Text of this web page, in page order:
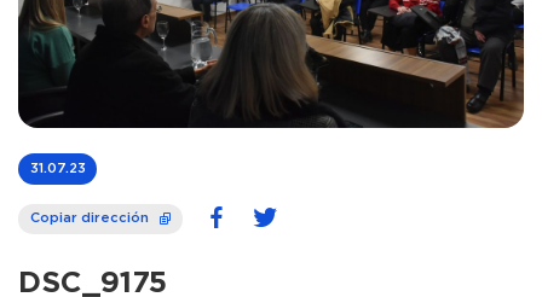
31.07.23
Copiar dirección
DSC_9175